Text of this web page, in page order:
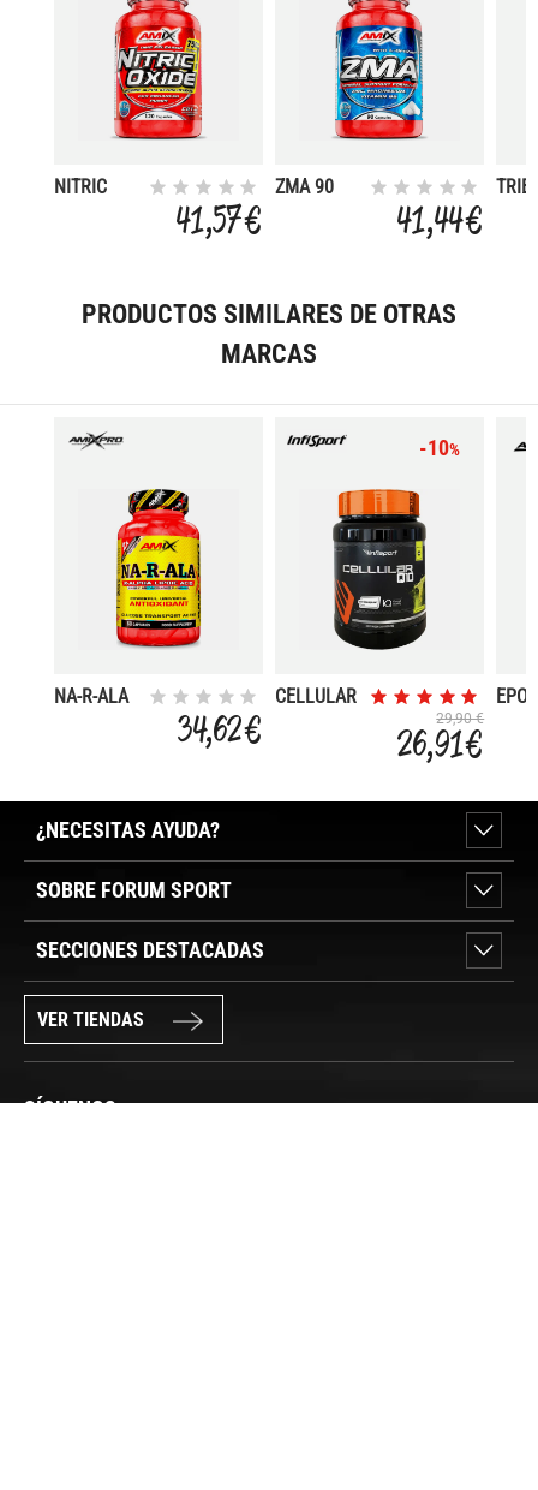
NITRIC
41,57 €
ZMA 90
41,44 €
PRODUCTOS SIMILARES DE OTRAS
MARCAS
NA-R-ALA
34,62 €
-10%
CELLULAR
29,90 €
26,91 €
¿NECESITAS AYUDA?
SOBRE FORUM SPORT
SECCIONES DESTACADAS
VER TIENDAS
SÍGUENOS